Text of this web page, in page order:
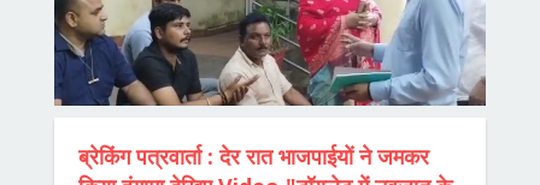
ब्रेकिंग पत्रवार्ता : देर रात भाजपाईयों ने जमकर